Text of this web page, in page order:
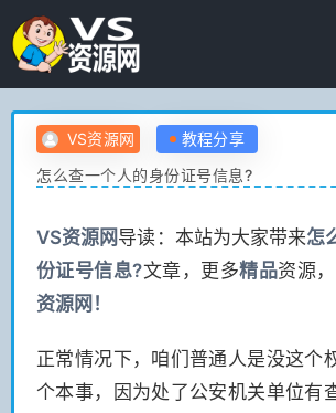
VS资源网
教程分享
怎么查一个人的身份证号信息?
VS资源网 导读：本站为大家带来怎
份证号信息?文章，更多精品资源
资源网！
正常情况下，咱们普通人是没这个
个本事，因为处了公安机关单位有